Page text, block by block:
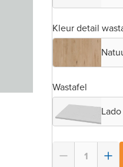
Kleur detail
Wastafel